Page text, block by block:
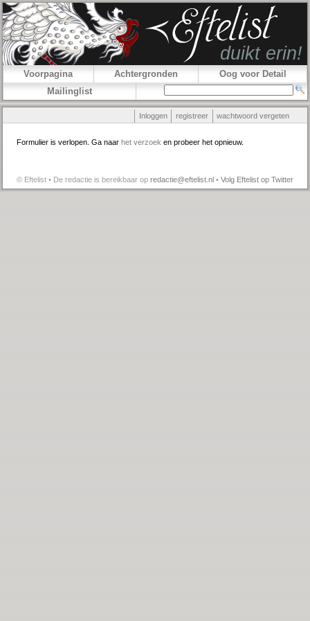
Voorpagina Achtergronden
Oog voor Detail
Mailinglist
Inloggen registreer wachtwoord vergeten
Formulier is verlopen. Ga naar het verzoek en probeer het opnieuw.
© Eftelist • De redactie is bereikbaar op redactie@eftelist.nl • Volg Eftelist op Twitter